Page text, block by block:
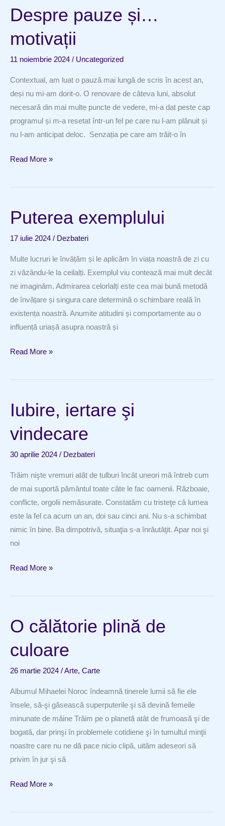
Despre pauze și…
motivații
11 noiembrie 2024 / Uncategorized
Contextual, am luat o pauză mai lungă de scris în acest an,
deși nu mi-am dorit-o. O renovare de câteva luni, absolut
necesară din mai multe puncte de vedere, mi-a dat peste cap
programul și m-a resetat într-un fel pe care nu l-am plănuit și
nu l-am anticipat deloc. Senzația pe care am trăit-o în
Despre
și…
Read More »
Puterea exemplului
17 iulie 2024 / Dezbateri
Multe lucruri le învățăm și le aplicăm în viața noastră de zi cu
zi văzându-le la ceilalți. Exemplul viu contează mai mult decât
ne imaginăm. Admirarea celorlalți este cea mai bună metodă
de învățare și singura care determină o schimbare reală în
existența noastră. Anumite atitudini și comportamente au o
influență uriașă asupra noastră și
Puterea
Read More »
Iubire, iertare şi
vindecare
30 aprilie 2024 / Dezbateri
Trăim nişte vremuri atât de tulburi încât uneori mă întreb cum
de mai suportă pământul toate câte le fac oamenii. Războaie,
conflicte, orgolii nemăsurate. Constatăm cu tristeţe că lumea
este la fel ca acum un an, doi sau cinci ani. Nu s-a schimbat
nimic în bine. Ba dimpotrivă, situaţia s-a înrăutăţit. Apar noi şi
noi
Iubire,
şi
Read More »
O călătorie plină de
culoare
26 martie 2024 /Arte, Carte
Albumul Mihaelei Noroc îndeamnă tinerele lumii să fie ele
însele, să-şi găsească superputerile şi să devină femeile
minunate de mâine Trăim pe o planetă atât de frumoasă şi de
bogată, dar prinşi în problemele cotidiene şi în tumultul minţii
noastre care nu ne dă pace nicio clipă, uităm adeseori să
privim în jur şi să
O
plină
Read More »